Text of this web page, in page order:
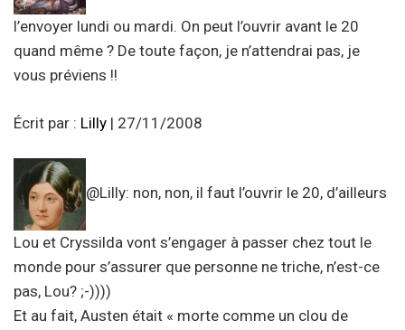
l’envoyer lundi ou mardi. On peut l’ouvrir avant le 20
quand même ? De toute façon, je n’attendrai pas, je
vous préviens !!
Écrit par : Lilly | 27/11/2008
@Lilly: non, non, il faut l’ouvrir le 20, d’ailleurs
Lou et Cryssilda vont s’engager à passer chez tout le
monde pour s’assurer que personne ne triche, n’est-ce
pas, Lou? ;-))))
Et au fait, Austen était « morte comme un clou de